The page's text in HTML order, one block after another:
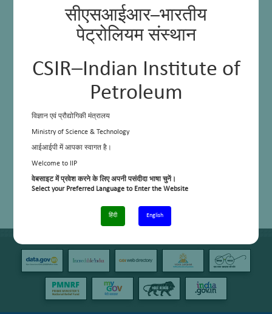
सीएसआईआर–भारतीय
पेट्रोलियम संस्थान
CSIR–Indian Institute of
Petroleum
विज्ञान एवं प्रौद्योगिकी मंत्रालय
Ministry of Science & Technology
आईआईपी में आपका स्वागत है।
Welcome to IIP
वेबसाइट में प्रवेश करने के लिए अपनी पसंदीदा भाषा चुनें।
Select your Preferred Language to Enter the Website
हिंदी English